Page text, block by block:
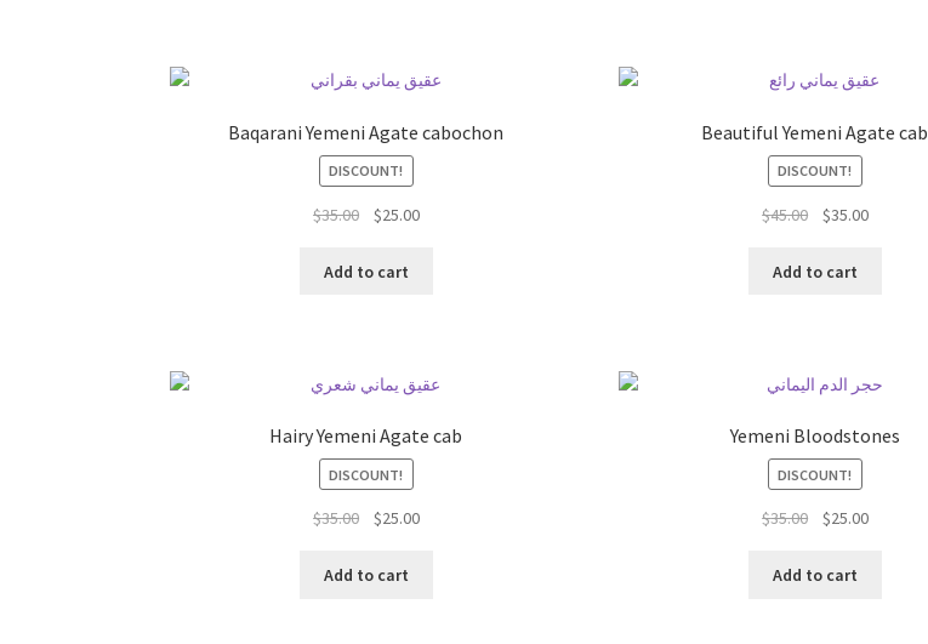
Baqarani Yemeni Agate cabochon
DISCOUNT!
$35.00
السعر
هو:
$25.00السعر
Add to cart
Beautiful Yemeni Agate cab
DISCOUNT!
$45.00
السعر
هو:
$35.00السعر
Add to cart
Hairy Yemeni Agate cab
DISCOUNT!
$35.00
السعر
هو:
$25.00السعر
Add to cart
Yemeni Bloodstones
DISCOUNT!
$35.00
السعر
هو:
$25.00السعر
Add to cart